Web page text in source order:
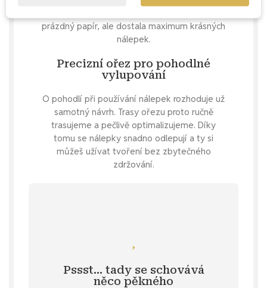
prázdný papír, ale dostala maximum krásných
nálepek.
Precizní ořez pro pohodlné
vylupování
O pohodlí při používání nálepek rozhoduje už
samotný návrh. Trasy ořezu proto ručně
trasujeme a pečlivě optimalizujeme. Díky
tomu se nálepky snadno odlepují a ty si
můžeš užívat tvoření bez zbytečného
zdržování.
Pssst… tady se schovává
něco pěkného
Specifikace. 💌 Nebo si přeješ svou
vlastní samolepku pro počasí ? Snadná
pomoc - zadej si nálepku na přání.